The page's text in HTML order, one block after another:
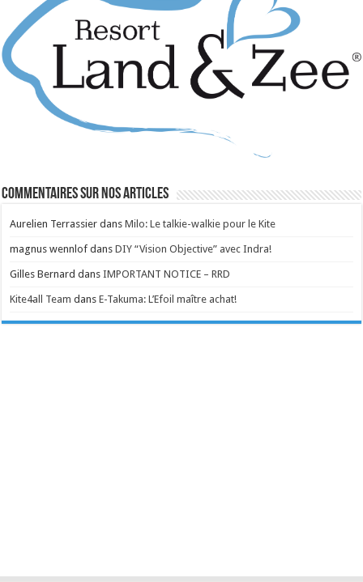
Commentaires sur nos articles
Aurelien Terrassier dansMilo: Le talkie-walkie pour le Kite
magnus wennlof dansDIY “Vision Objective” avec Indra!
Gilles Bernard dansIMPORTANT NOTICE – RRD
Kite4all Team dansE-Takuma: L’Efoil maître achat!